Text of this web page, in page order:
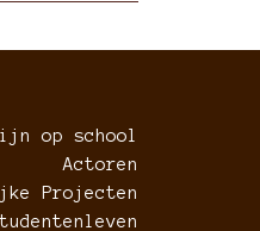
op school
Actoren
Projecten